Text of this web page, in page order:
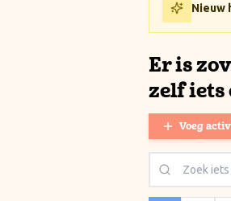
Nieuw
Er is
zelf iets
Voeg